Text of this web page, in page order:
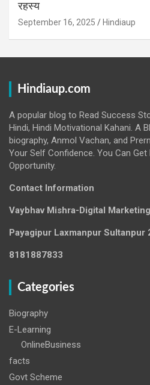
रहस्य
September 16, 2025 Hindiaup
Hindiaup.com
A popular blog to Read Success
Hindi, Hindi Motivational Kahani. A
biography, Anmol Vachan, and
Your Self Confidence. You Can
Opportunity.
Contact Information
Vaybhav Mishra-Digital
Payagipur Laxmanpur Sultanpur
8181887833
Categories
Biography
E-Learning
OnlineBusiness
facts
Govt Scheme